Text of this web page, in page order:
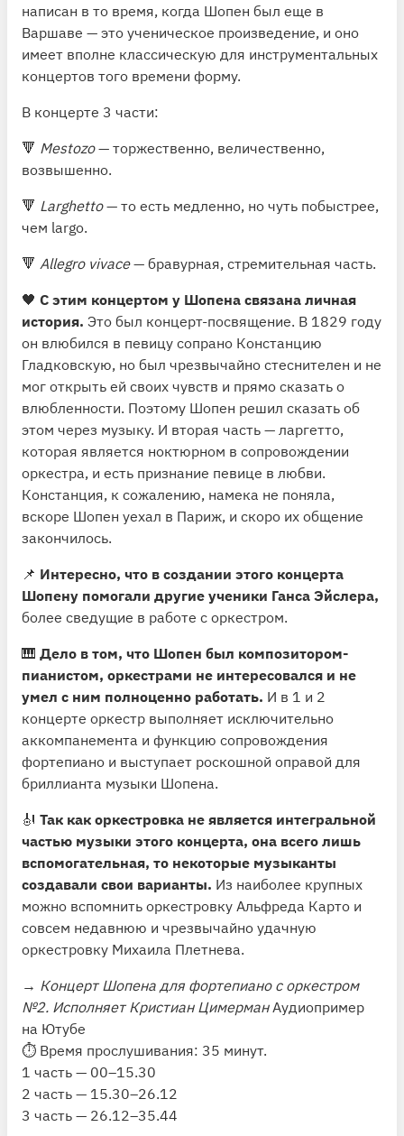
написан в то время, когда Шопен был еще в
Варшаве — это ученическое произведение, и оно
имеет вполне классическую для инструментальных
концертов того времени форму.
В концерте 3 части:
🔻 Mestozo— торжественно, величественно,
возвышенно.
🔻 Larghetto— то есть медленно, но чуть побыстрее,
чем largo.
🔻 Allegro vivace— бравурная, стремительная часть.
🖤 С этим концертом у Шопена связана личная
история. Это был концерт-посвящение. В 1829 году
он влюбился в певицу сопрано Констанцию
Гладковскую, но был чрезвычайно стеснителен и не
мог открыть ей своих чувств и прямо сказать о
влюбленности. Поэтому Шопен решил сказать об
этом через музыку. И вторая часть — ларгетто,
которая является ноктюрном в сопровождении
оркестра, и есть признание певице в любви.
Констанция, к сожалению, намека не поняла,
вскоре Шопен уехал в Париж, и скоро их общение
закончилось.
📌 Интересно, что в создании этого концерта
Шопену помогали другие ученики Ганса Эйслера,
более сведущие в работе с оркестром.
🎹 Дело в том, что Шопен был композитором-
пианистом, оркестрами не интересовался и не
умел с ним полноценно работать. И в 1 и 2
концерте оркестр выполняет исключительно
аккомпанемента и функцию сопровождения
фортепиано и выступает роскошной оправой для
бриллианта музыки Шопена.
🎻 Так как оркестровка не является интегральной
частью музыки этого концерта, она всего лишь
вспомогательная, то некоторые музыканты
создавали свои варианты. Из наиболее крупных
можно вспомнить оркестровку Альфреда Карто и
совсем недавнюю и чрезвычайно удачную
оркестровку Михаила Плетнева.
→ Концерт Шопена для фортепиано с оркестром
№2. Исполняет Кристиан Цимерман Аудиопример
на Ютубе
⏱ Время прослушивания: 35 минут.
1 часть — 00–15.30
2 часть — 15.30–26.12
3 часть — 26.12–35.44